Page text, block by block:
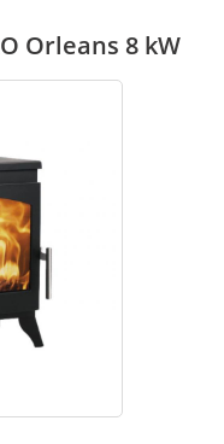
Orleans 8 kW